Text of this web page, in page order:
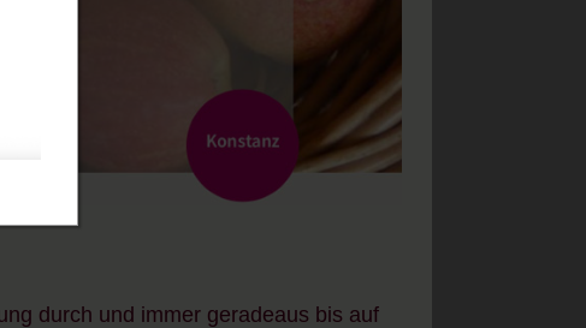
durch und immer geradeaus bis auf